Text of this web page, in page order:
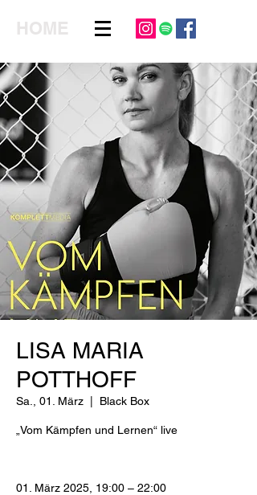
HOME
LISA MARIA
POTTHOFF
Sa., 01. März Black Box
„Vom Kämpfen und Lernen“ live
01. März 2025, 19:00 – 22:00